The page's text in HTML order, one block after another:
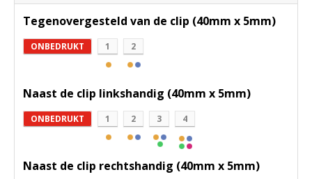
Tegenovergesteld van de clip (40mm x 5mm)
ONBEDRUKT 1 2
Naast de clip linkshandig (40mm x 5mm)
ONBEDRUKT 1 2 3 4
Naast de clip rechtshandig (40mm x 5mm)